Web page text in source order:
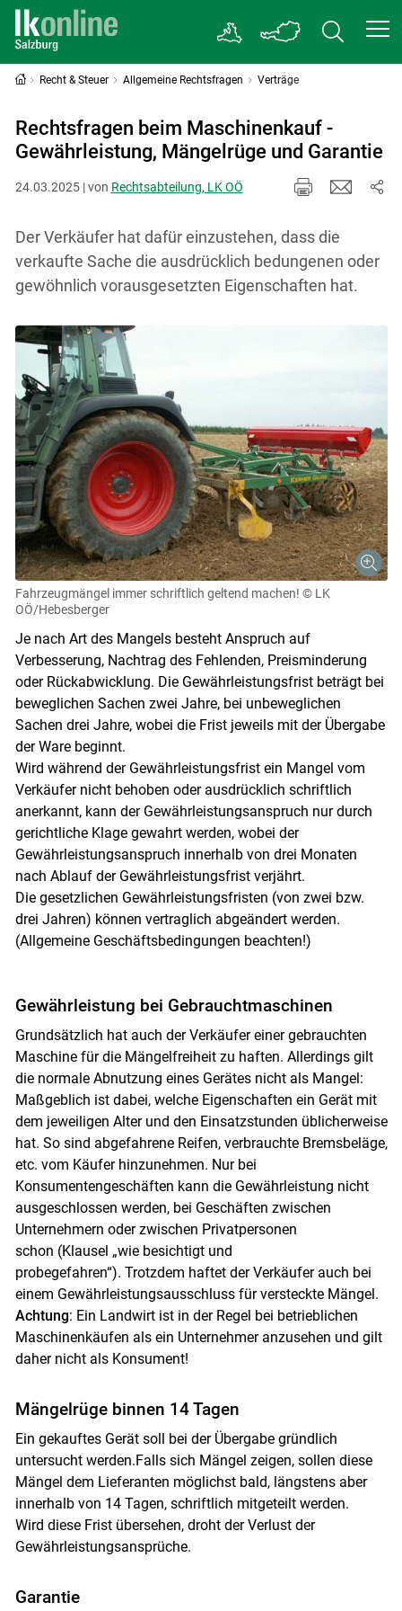
Skip to main content
Recht & Steuer Allgemeine Rechtsfragen Verträge
Rechtsfragen beim Maschinenkauf -
Gewährleistung, Mängelrüge und Garantie
24.03.2025 | von Rechtsabteilung, LK OÖ
Der Verkäufer hat dafür einzustehen, dass die
verkaufte Sache die ausdrücklich bedungenen oder
gewöhnlich vorausgesetzten Eigenschaften hat.
Fahrzeugmängel immer schriftlich geltend machen! © LK
OÖ/Hebesberger
Je nach Art des Mangels besteht Anspruch auf
Verbesserung, Nachtrag des Fehlenden, Preisminderung
oder Rückabwicklung. Die Gewährleistungsfrist beträgt bei
beweglichen Sachen zwei Jahre, bei unbeweglichen
Sachen drei Jahre, wobei die Frist jeweils mit der Übergabe
der Ware beginnt.
Wird während der Gewährleistungsfrist ein Mangel vom
Verkäufer nicht behoben oder ausdrücklich schriftlich
anerkannt, kann der Gewährleistungsanspruch nur durch
gerichtliche Klage gewahrt werden, wobei der
Gewährleistungsanspruch innerhalb von drei Monaten
nach Ablauf der Gewährleistungsfrist verjährt.
Die gesetzlichen Gewährleistungsfristen (von zwei bzw.
drei Jahren) können vertraglich abgeändert werden.
(Allgemeine Geschäftsbedingungen beachten!)
Gewährleistung bei Gebrauchtmaschinen
Grundsätzlich hat auch der Verkäufer einer gebrauchten
Maschine für die Mängelfreiheit zu haften. Allerdings gilt
die normale Abnutzung eines Gerätes nicht als Mangel:
Maßgeblich ist dabei, welche Eigenschaften ein Gerät mit
dem jeweiligen Alter und den Einsatzstunden üblicherweise
hat. So sind abgefahrene Reifen, verbrauchte Bremsbeläge,
etc. vom Käufer hinzunehmen. Nur bei
Konsumentengeschäften kann die Gewährleistung nicht
ausgeschlossen werden, bei Geschäften zwischen
Unternehmern oder zwischen Privatpersonen
schon (Klausel „wie besichtigt und
probegefahren“). Trotzdem haftet der Verkäufer auch bei
einem Gewährleistungsausschluss für versteckte Mängel.
Achtung: Ein Landwirt ist in der Regel bei betrieblichen
Maschinenkäufen als ein Unternehmer anzusehen und gilt
daher nicht als Konsument!
Mängelrüge binnen 14 Tagen
Ein gekauftes Gerät soll bei der Übergabe gründlich
untersucht werden.Falls sich Mängel zeigen, sollen diese
Mängel dem Lieferanten möglichst bald, längstens aber
innerhalb von 14 Tagen, schriftlich mitgeteilt werden.
Wird diese Frist übersehen, droht der Verlust der
Gewährleistungsansprüche.
Garantie